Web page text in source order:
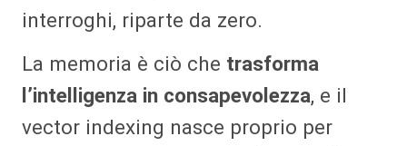
interroghi, riparte da zero.
La memoria è ciò che trasforma
l’intelligenza in consapevolezza, e il
vector indexing nasce proprio per